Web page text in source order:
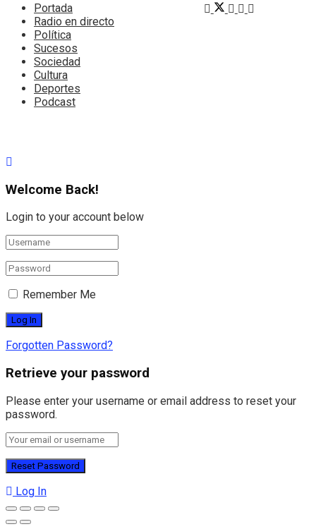
Portada
Radio en directo
Política
Sucesos
Sociedad
Cultura
Deportes
Podcast
Welcome Back!
Login to your account below
Remember Me
Forgotten Password?
Retrieve your password
Please enter your username or email address to reset your
password.
Log In